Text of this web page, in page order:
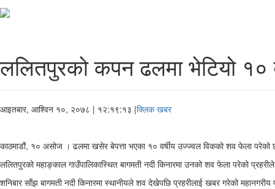
ललितपुरको कपन ढलमा भेटियो १०
आइतबार, आश्विन १०, २०७८ | १२:१९:१३ |क्लिक खबर
काठमाडौं, १० असोज । ढलमा खसेर बेपत्ता भएका १० वर्षीय उज्ज्वल विकको शव फेला परेको
ललितपुरको महाङ्काल गाउँपालिकास्थित बागमती नदी किनारमा उनको शव फेला परेको
शनिबार साँझ बागमती नदी किनारमा स्थानीयले शव देखेपछि प्रहरीलाई खबर गरेको